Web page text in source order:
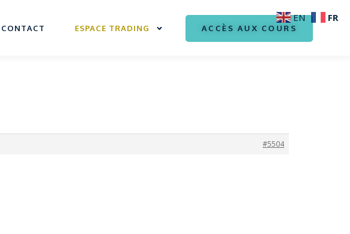
CONTACT ESPACE TRADING ACCÈS AUX COURS
#5504
EN FR